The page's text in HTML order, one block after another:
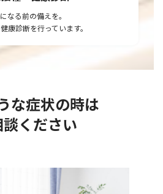
なる前の備えを。
康診断を行っています。
な症状の時は
談ください